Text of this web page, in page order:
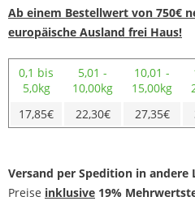
Ab einem Bestellwert von 750€
europäische Ausland frei Haus!
0,1 bis
5,0kg
5,01 -
10,00kg
10,01 -
15,00kg
17,85€
22,30€ 27,35€
Versand per Spedition in andere
Preise inklusive 19%